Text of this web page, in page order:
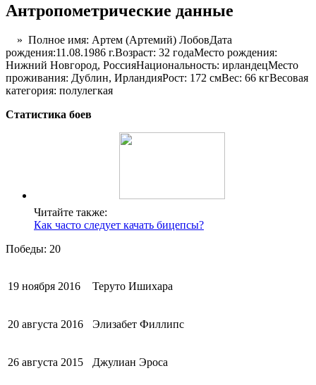
Антропометрические данные
» Полное имя: Артем (Артемий) ЛобовДата
рождения:11.08.1986 г.Возраст: 32 годаМесто рождения:
Нижний Новгород, РоссияНациональность: ирландецМесто
проживания: Дублин, ИрландияРост: 172 смВес: 66 кгВесовая
категория: полулегкая
Статистика боев
Читайте также:
Как часто следует качать бицепсы?
Победы: 20
19 ноября 2016 Теруто Ишихара
20 августа 2016 Элизабет Филлипс
26 августа 2015 Джулиан Эроса